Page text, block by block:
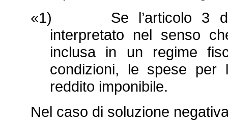
«1) Se l’articolo 3
interpretato nel senso
inclusa in un regime
condizioni, le spese per
reddito imponibile.
Nel caso di soluzione